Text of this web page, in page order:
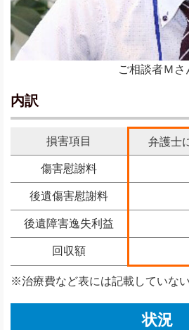
ご相談者Ｍさ
内訳
損害項目 弁護士
傷害慰謝料
後遺傷害慰謝料
後遺障害逸失利益
回収額
※治療費など表には記載していな
状況